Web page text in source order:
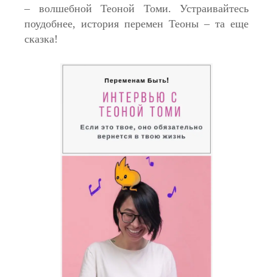
– волшебной Теоной Томи. Устраивайтесь
поудобнее, история перемен Теоны – та еще
сказка!